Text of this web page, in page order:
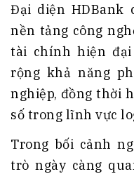
Đại diện HDBank
nền tảng công
tài chính hiện
rộng khả năng
nghiệp, đồng thời
số trong lĩnh vực
Trong bối cảnh
trò ngày càng